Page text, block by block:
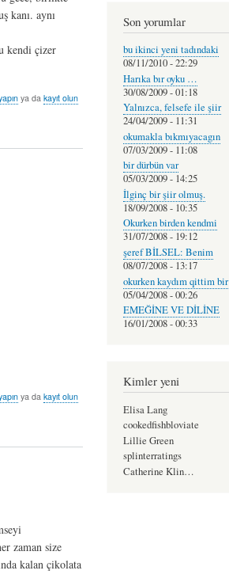
kanı. aynı
kendi çizer
ya dakayıt olun
ya dakayıt olun
zaman size
kalan çikolata
Son yorumlar
bu ikinci yeni tadındaki
08/11/2010 - 22:29
Harıka bır oyku …
30/08/2009 - 01:18
Yalnızca, felsefe ile şiir
24/04/2009 - 11:31
okumakla bıkmıyacagın
07/03/2009 - 11:08
bir dürbün var
05/03/2009 - 14:25
İlginç bir şiir olmuş.
18/09/2008 - 10:35
Okurken birden kendmi
31/07/2008 - 19:12
şeref BİLSEL: Benim
08/07/2008 - 13:17
okurken kaydım qittim bir
05/04/2008 - 00:26
EMEĞİNE VE DİLİNE
16/01/2008 - 00:33
Kimler yeni
Elisa Lang
cookedfishbloviate
Lillie Green
splinterratings
Catherine Klin…